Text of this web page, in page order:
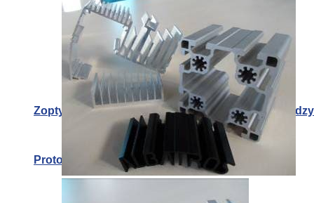
Zoptymalizowany materiał termoelektryczny dla
Prototypowy IR.28